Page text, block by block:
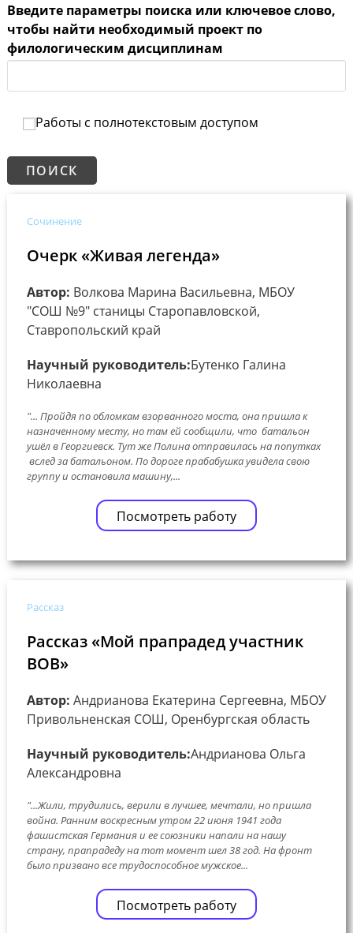
Введите параметры поиска или ключевое слово,
чтобы найти необходимый проект по
филологическим дисциплинам
Работы с полнотекстовым доступом
Сочинение
Очерк «Живая легенда»
Автор: Волкова Марина Васильевна, МБОУ
"СОШ №9" станицы Старопавловской,
Ставропольский край
Научный руководитель:Бутенко Галина
Николаевна
"... Пройдя по обломкам взорванного моста, она пришла к
назначенному месту, но там ей сообщили, что батальон
ушёл в Георгиевск. Тут же Полина отправилась на попутках
вслед за батальоном. По дороге прабабушка увидела свою
группу и остановила машину,...
Посмотреть работу
Рассказ
Рассказ «Мой прапрадед участник
ВОВ»
Автор: Андрианова Екатерина Сергеевна, МБОУ
Привольненская СОШ, Оренбургская область
Научный руководитель:Андрианова Ольга
Александровна
"...Жили, трудились, верили в лучшее, мечтали, но пришла
война. Ранним воскресным утром 22 июня 1941 года
фашистская Германия и ее союзники напали на нашу
страну, прапрадеду на тот момент шел 38 год. На фронт
было призвано все трудоспособное мужское...
Посмотреть работу